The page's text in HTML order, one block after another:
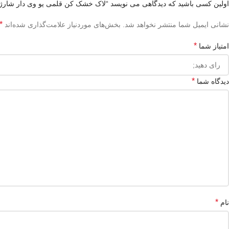
اولین کسی باشید که دیدگاهی می نویسد “لاک خشک کن قلمی یو وی دار
نشانی ایمیل شما منتشر نخواهد شد. بخش‌های موردنیاز علامت‌گذاری شده‌اند *
امتیاز شما *
دیدگاه شما *
نام *